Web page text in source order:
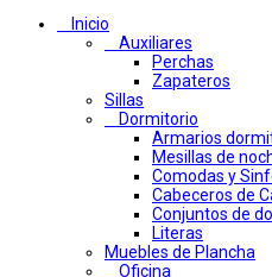
Inicio
Auxiliares
Perchas
Zapateros
Sillas
Dormitorio
Armarios
Mesillas de
Comodas y
Cabeceros de
Conjuntos de
Literas
Muebles de Plancha
Oficina